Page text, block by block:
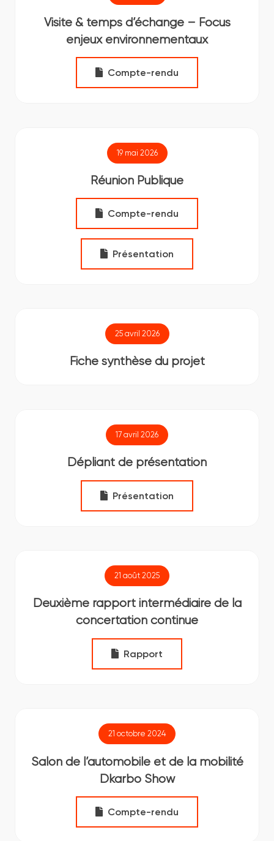
Visite & temps d’échange – Focus
enjeux environnementaux
Compte-rendu
19 mai 2026
Réunion Publique
Compte-rendu
Présentation
25 avril 2026
Fiche synthèse du projet
17 avril 2026
Dépliant de présentation
Présentation
21 août 2025
Deuxième rapport intermédiaire de la
concertation continue
Rapport
21 octobre 2024
Salon de l’automobile et de la mobilité
Dkarbo Show
Compte-rendu